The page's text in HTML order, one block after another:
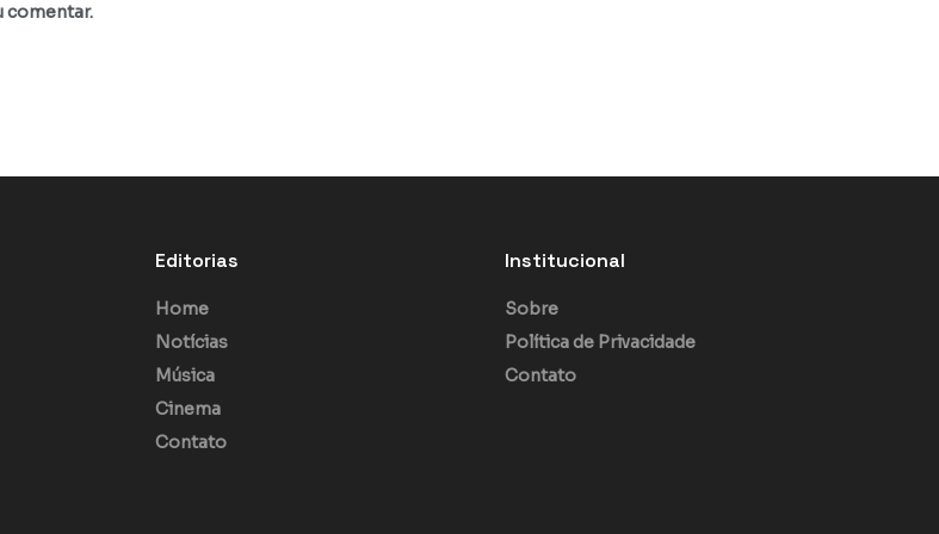
comentar.
Editorias
Home
Notícias
Música
Cinema
Contato
Institucional
Sobre
Política de Privacidade
Contato